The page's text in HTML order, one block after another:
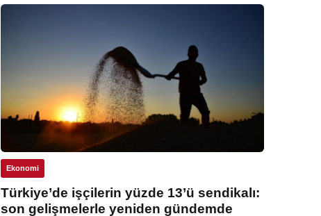
Ekonomi
Türkiye’de işçilerin yüzde 13’ü sendikalı:
son gelişmelerle yeniden gündemde